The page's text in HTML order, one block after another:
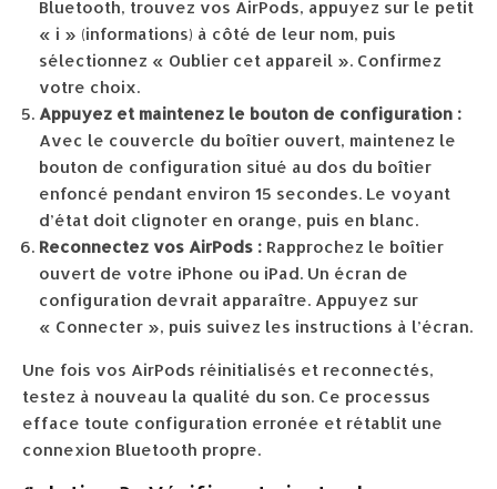
Bluetooth, trouvez vos AirPods, appuyez sur le petit
« i » (informations) à côté de leur nom, puis
sélectionnez « Oublier cet appareil ». Confirmez
votre choix.
Appuyez et maintenez le bouton de configuration :
Avec le couvercle du boîtier ouvert, maintenez le
bouton de configuration situé au dos du boîtier
enfoncé pendant environ 15 secondes. Le voyant
d’état doit clignoter en orange, puis en blanc.
Reconnectez vos AirPods : Rapprochez le boîtier
ouvert de votre iPhone ou iPad. Un écran de
configuration devrait apparaître. Appuyez sur
« Connecter », puis suivez les instructions à l’écran.
Une fois vos AirPods réinitialisés et reconnectés,
testez à nouveau la qualité du son. Ce processus
efface toute configuration erronée et rétablit une
connexion Bluetooth propre.